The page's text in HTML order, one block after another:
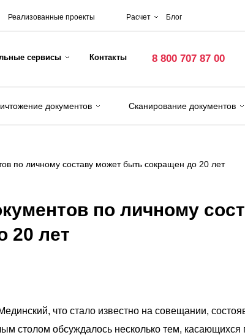
Реализованные проекты Расчет Блог
сервисы Контакты 8 800 707 87 00
документов Сканирование документов
по личному составу может быть сокращен до 20 лет
по личному
20 лет
что стало известно на совещании,
столом обсуждалось несколько тем, касающихся